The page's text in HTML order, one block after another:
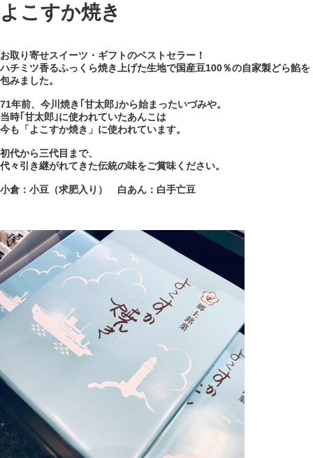
よこすか焼き
お取り寄せスイーツ・ギフトのベストセラー！
ハチミツ香るふっくら焼き上げた生地で国産豆100％の自家製どら餡を
包みました。
71年前、今川焼き｢甘太郎｣から始まったいづみや。
当時｢甘太郎｣に使われていたあんこは
今も「よこすか焼き」に使われています。
初代から三代目まで、
代々引き継がれてきた伝統の味をご賞味ください。
小倉：小豆（求肥入り） 白あん：白手亡豆